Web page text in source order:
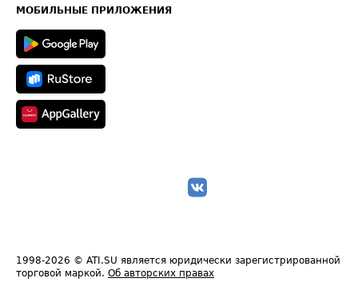
Техническая информация
МОБИЛЬНЫЕ ПРИЛОЖЕНИЯ
1998-2026 © ATI.SU является юридически зарегистрированной
торговой маркой. Об авторских правах